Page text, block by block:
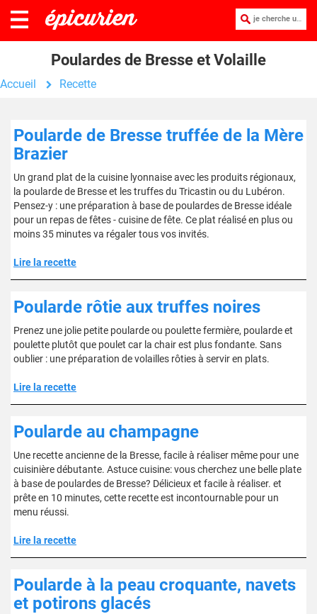
je cherche une recette :
Poulardes de Bresse et Volaille
Accueil Recette
Poularde de Bresse truffée de la Mère
Brazier
Un grand plat de la cuisine lyonnaise avec les produits régionaux,
la poularde de Bresse et les truffes du Tricastin ou du Lubéron.
Pensez-y : une préparation à base de poulardes de Bresse idéale
pour un repas de fêtes - cuisine de fête. Ce plat réalisé en plus ou
moins 35 minutes va régaler tous vos invités.
Lire la recette
Poularde rôtie aux truffes noires
Prenez une jolie petite poularde ou poulette fermière, poularde et
poulette plutôt que poulet car la chair est plus fondante. Sans
oublier : une préparation de volailles rôties à servir en plats.
Lire la recette
Poularde au champagne
Une recette ancienne de la Bresse, facile à réaliser même pour une
cuisinière débutante. Astuce cuisine: vous cherchez une belle plate
à base de poulardes de Bresse? Délicieux et facile à réaliser. et
prête en 10 minutes, cette recette est incontournable pour un
menu réussi.
Lire la recette
Poularde à la peau croquante, navets
et potirons glacés